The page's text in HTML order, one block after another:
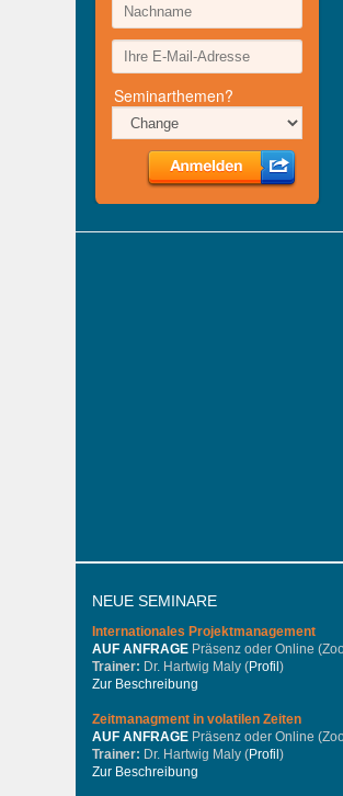
NEUE SEMINARE
Internationales Projektmanagement
AUF ANFRAGE Präsenz oder Online
Trainer: Dr. Hartwig Maly (Profil )
Zur Beschreibung
Zeitmanagment in volatilen Zeiten
AUF ANFRAGE Präsenz oder Online
Trainer: Dr. Hartwig Maly (Profil )
Zur Beschreibung